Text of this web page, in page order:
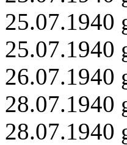
25.07.1940
25.07.1940
26.07.1940
28.07.1940
28.07.1940